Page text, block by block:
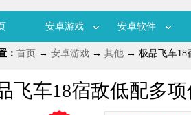
安卓游戏 安卓软件
： 首页 → 安卓游戏 → 其他 → 极品飞车18
飞车18宿敌低配多